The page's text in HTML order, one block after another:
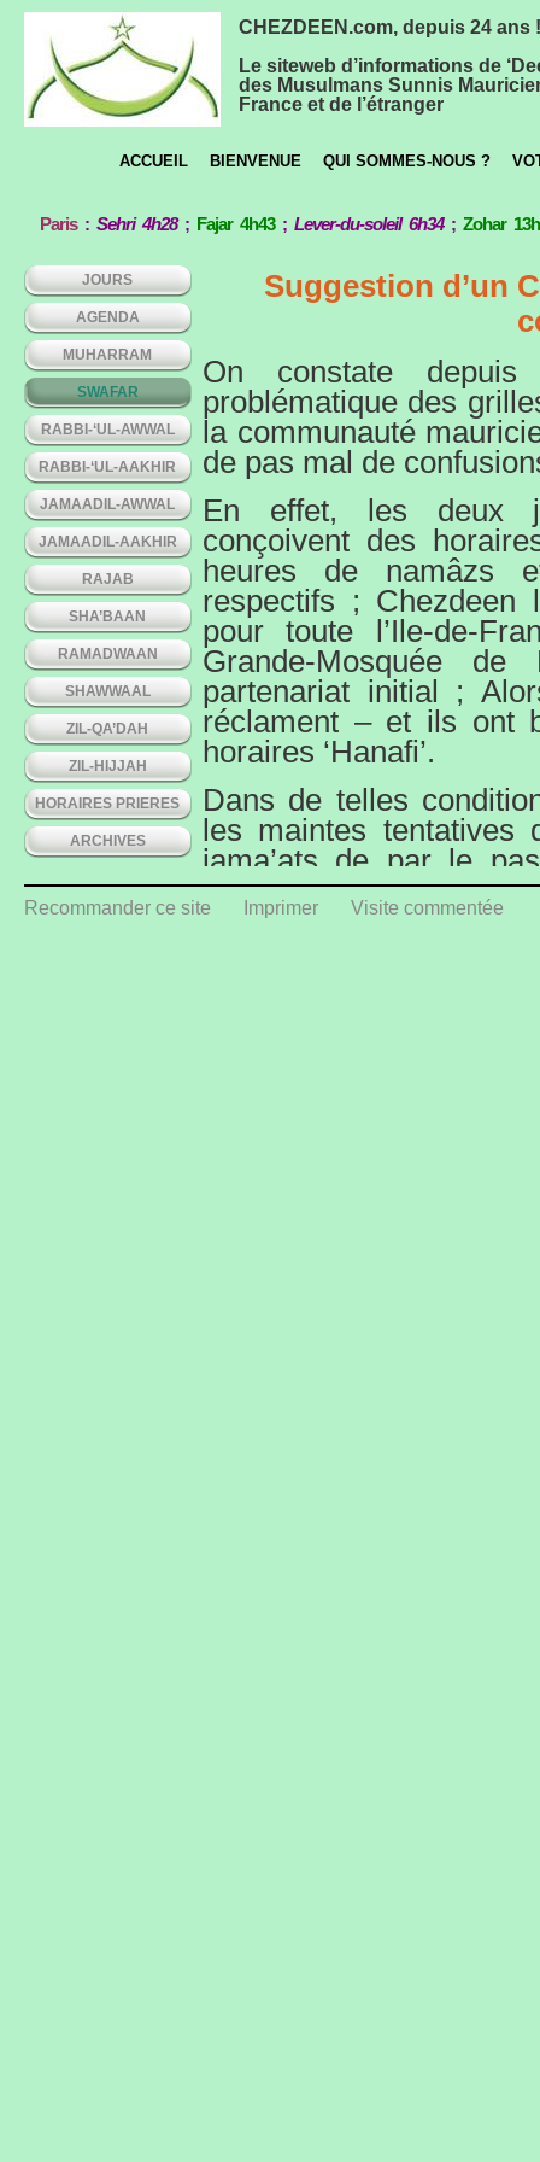
CHEZDEEN.com, depuis 24 ans !
Le siteweb d’informations de
des Musulmans Sunnis
France et de l’étranger
ACCUEIL BIENVENUE QUI SOMMES-NOUS ?
Paris:Sehri 4h28; Fajar 4h43;Lever-du-soleil 6h34;Zohar
JOURS
AGENDA
MUHARRAM
SWAFAR
RABBI-‘UL-AWWAL
RABBI-‘UL-AAKHIR
JAMAADIL-AWWAL
JAMAADIL-AAKHIR
RAJAB
SHA’BAAN
RAMADWAAN
SHAWWAAL
ZIL-QA’DAH
ZIL-HIJJAH
HORAIRES PRIERES
ARCHIVES
Suggestion d’un
On constate
problématique des
la communauté
de pas mal de
En effet, les deux
conçoivent des
heures de namâzs
respectifs ; Chezdeen
pour toute l’Ile-de-
Grande-Mosquée
partenariat initial ;
réclament – et ils ont
horaires ‘Hanafi’.
Dans de telles
les maintes tentatives
jama’ats de par le
véritable ‘Jami’at-
suggestion de la tenue
Recommander ce site Imprimer Visite commentée